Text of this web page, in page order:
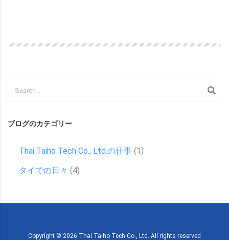
ブログのカテゴリー
Thai Taiho Tech Co., Ltd.の仕事 (1)
タイでの日々 (4)
Copyright © 2026 Thai Taiho Tech Co., Ltd. All rights reserved